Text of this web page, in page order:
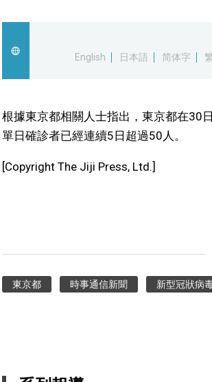
English 日本語 简体字
根據東京都相關人士指出，東京都在30
單日確診者已經連續5日超過50人。
[Copyright The Jiji Press, Ltd.]
東京都 時事通信新聞 新型冠狀病